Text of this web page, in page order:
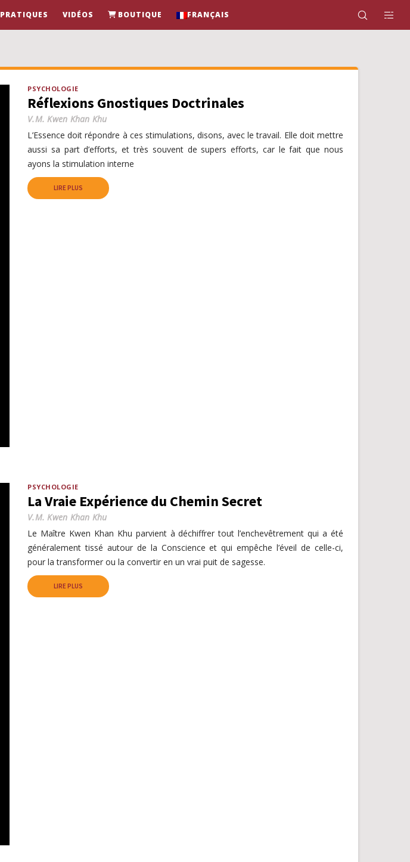
PRATIQUES VIDÉOS BOUTIQUE FRANÇAIS
PSYCHOLOGIE
Réflexions Gnostiques Doctrinales
V.M. Kwen Khan Khu
L’Essence doit répondre à ces stimulations, disons, avec le travail. Elle doit mettre
aussi sa part d’efforts, et très souvent de supers efforts, car le fait que nous
ayons la stimulation interne
LIRE PLUS
PSYCHOLOGIE
La Vraie Expérience du Chemin Secret
V.M. Kwen Khan Khu
Le Maître Kwen Khan Khu parvient à déchiffrer tout l’enchevêtrement qui a été
généralement tissé autour de la Conscience et qui empêche l’éveil de celle-ci,
pour la transformer ou la convertir en un vrai puit de sagesse.
LIRE PLUS